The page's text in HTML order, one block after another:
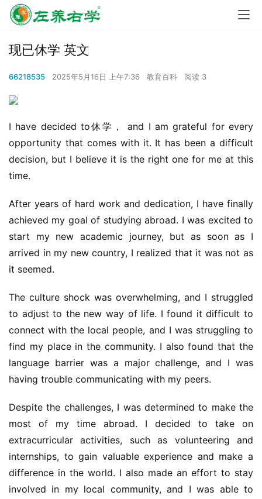
现已休学 英文
66218535 2025年5月16日 上午7:36 教育百科 阅读 3
I have decided to休学， and I am grateful for every
opportunity that comes with it. It has been a difficult
decision, but I believe it is the right one for me at this
time.
After years of hard work and dedication, I have finally
achieved my goal of studying abroad. I was excited to
start my new academic journey, but as soon as I
arrived in my new country, I realized that it was not as
it seemed.
The culture shock was overwhelming, and I struggled
to adjust to the new way of life. I found it difficult to
connect with the local people, and I was struggling to
find my place in the community. I also found that the
language barrier was a major challenge, and I was
having trouble communicating with my peers.
Despite the challenges, I was determined to make the
most of my time abroad. I decided to take on
extracurricular activities, such as volunteering and
internships, to gain valuable experience and make a
difference in the world. I also made an effort to stay
involved in my local community, and I was able to